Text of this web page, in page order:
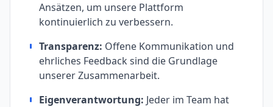
Ansätzen, um unsere Plattform
kontinuierlich zu verbessern.
Transparenz: Offene Kommunikation und
ehrliches Feedback sind die Grundlage
unserer Zusammenarbeit.
Eigenverantwortung: Jeder im Team hat